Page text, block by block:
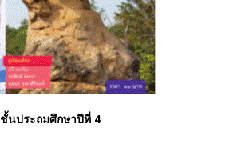
ชั้นประถมศึกษาปีที่ 4